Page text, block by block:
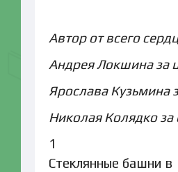
Автор от всего
Андрея Локшина за
Ярослава Кузьмина
Николая Колядко за
1
Стеклянные башни в